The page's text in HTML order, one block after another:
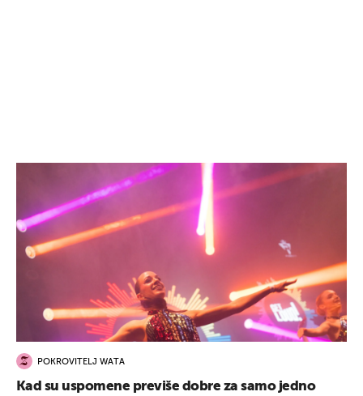
POKROVITELJ WATA
Kad su uspomene previše dobre za samo jedno